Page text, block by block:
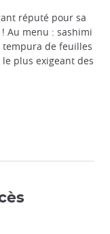
réputé pour sa
Au menu : sashimi
tempura de feuilles
plus exigeant des